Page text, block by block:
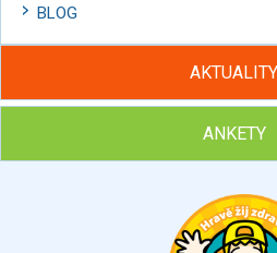
BLOG
AKTUALITY
Hubněte s podporou lektorky a
Chcete poradit s hubnutím?
ANKETY